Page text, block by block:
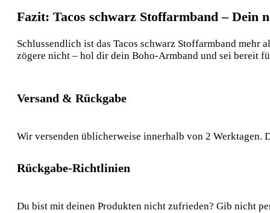
Fazit: Tacos schwarz Stoffarmband – Dein
Schlussendlich ist das Tacos schwarz Stoffarmband
zögere nicht – hol dir dein Boho-Armband und sei bereit
Versand & Rückgabe
Wir versenden üblicherweise innerhalb von 2 Werktagen.
Rückgabe-Richtlinien
Du bist mit deinen Produkten nicht zufrieden? Gib nicht